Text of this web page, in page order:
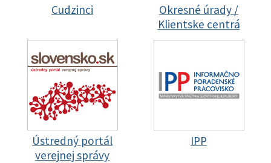
Cudzinci
Okresné úrady /
Klientske centrá
Ústredný portál
verejnej správy
IPP